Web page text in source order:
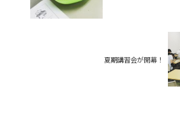
夏期講習会が開幕！